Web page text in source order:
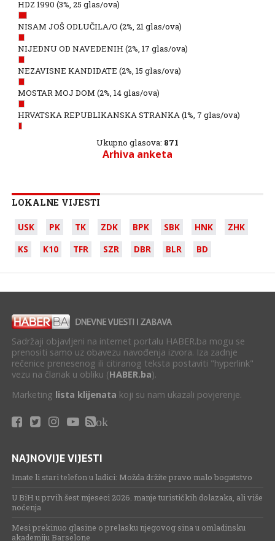
HDZ 1990 (3%, 25 glas/ova)
NISAM JOŠ ODLUČILA/O (2%, 21 glas/ova)
NIJEDNU OD NAVEDENIH (2%, 17 glas/ova)
NEZAVISNE KANDIDATE (2%, 15 glas/ova)
MOSTAR MOJ DOM (2%, 14 glas/ova)
HRVATSKA REPUBLIKANSKA STRANKA(1%, 7 glas/ova)
Ukupno glasova: 871
Arhiva anketa
LOKALNE VIJESTI
USK PK TK ZDK BPK SBK HNK
ZHK
KS
K10 TFR SZR DBR BLR BD
Sadržaji objavljeni na internet portalu HABER.ba mogu se
prenositi samo uz obavezu navođenja izvora. Iza zadnje
rečenice prenesenog ili citiranog teksta postaviti "hyperlink"
vezu na članak u obliku (HABER.ba).
Marketing lista klijenata koji su nam ukazali povjerenje.
ok
NAJNOVIJE VIJESTI
Imate li stari telefon u ladici: Možda držite pravo malo bogatstvo
U BiH u prvih šest mjeseci 2026. manje turističkih dolazaka, ali više
noćenja
Mesi prekinuo glasine o prelasku njegovog sina u omladinsku
akademiju Barselone